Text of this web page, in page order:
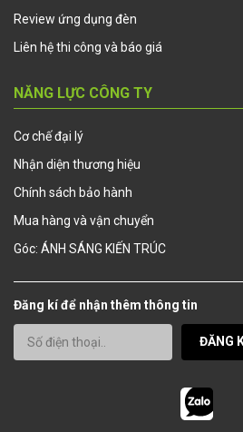
Review ứng dụng đèn
Liên hệ thi công và báo giá
NĂNG LỰC CÔNG TY
Cơ chế đại lý
Nhận diện thương hiệu
Chính sách bảo hành
Mua hàng và vận chuyển
Góc: ÁNH SÁNG KIẾN TRÚC
Đăng kí để nhận thêm thông tin